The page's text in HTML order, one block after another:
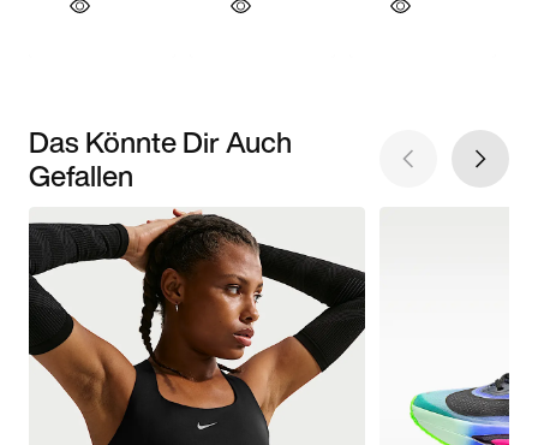
Das Könnte Dir Auch
Gefallen